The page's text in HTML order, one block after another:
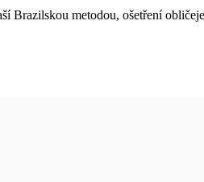
Brazilskou metodou, ošetření